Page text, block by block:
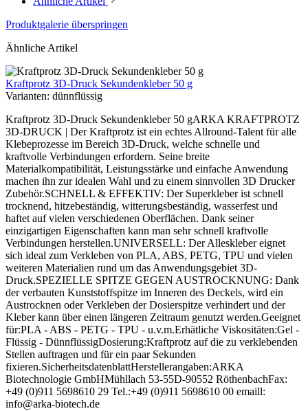
Produktgalerie überspringen
Ähnliche Artikel
Kraftprotz 3D-Druck Sekundenkleber 50 g
Varianten: dünnflüssig
Kraftprotz 3D-Druck Sekundenkleber 50 gARKA KRAFTPROTZ
3D-DRUCK | Der Kraftprotz ist ein echtes Allround-Talent für alle
Klebeprozesse im Bereich 3D-Druck, welche schnelle und
kraftvolle Verbindungen erfordern. Seine breite
Materialkompatibilität, Leistungsstärke und einfache Anwendung
machen ihn zur idealen Wahl und zu einem sinnvollen 3D Drucker
Zubehör.SCHNELL & EFFEKTIV: Der Superkleber ist schnell
trocknend, hitzebeständig, witterungsbeständig, wasserfest und
haftet auf vielen verschiedenen Oberflächen. Dank seiner
einzigartigen Eigenschaften kann man sehr schnell kraftvolle
Verbindungen herstellen.UNIVERSELL: Der Alleskleber eignet
sich ideal zum Verkleben von PLA, ABS, PETG, TPU und vielen
weiteren Materialien rund um das Anwendungsgebiet 3D-
Druck.SPEZIELLE SPITZE GEGEN AUSTROCKNUNG: Dank
der verbauten Kunststoffspitze im Inneren des Deckels, wird ein
Austrocknen oder Verkleben der Dosierspitze verhindert und der
Kleber kann über einen längeren Zeitraum genutzt werden.Geeignet
für:PLA - ABS - PETG - TPU - u.v.m.Erhätliche Viskositäten:Gel -
Flüssig - DünnflüssigDosierung:Kraftprotz auf die zu verklebenden
Stellen auftragen und für ein paar Sekunden
fixieren.SicherheitsdatenblattHerstellerangaben:ARKA
Biotechnologie GmbHMühllach 53-55D-90552 RöthenbachFax:
+49 (0)911 5698610 29 Tel.:+49 (0)911 5698610 00 emaill:
info@arka-biotech.de